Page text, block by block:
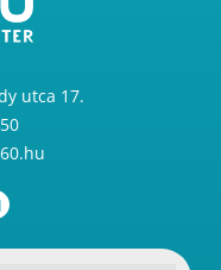
utca 17.